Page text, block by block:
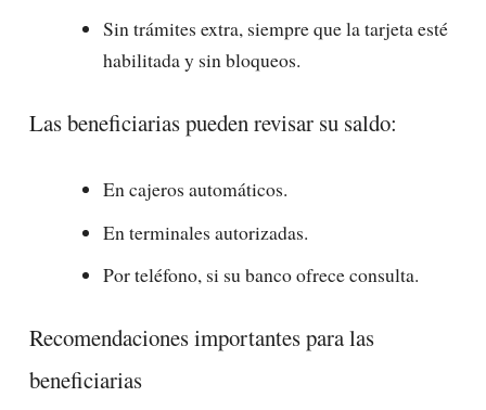
Sin trámites extra, siempre que la tarjeta esté
habilitada y sin bloqueos.
Las beneficiarias pueden revisar su saldo:
En cajeros automáticos.
En terminales autorizadas.
Por teléfono, si su banco ofrece consulta.
Recomendaciones importantes para las
beneficiarias